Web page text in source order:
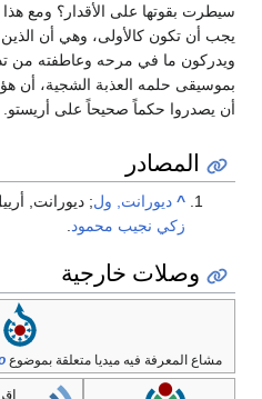
سيطرت بقوتها على الأقدار؟ ومع
يجب أن تكون كالأولى، وهي أن
ويدركون ما في مرحه وعاطفته من
بموسيقى حلمه العذبة الشجية، أن
أن يصدروا حكماً صحيحاً على أريستو.
المصادر
^ ديورانت, ول; ديورانت,
زكي نجيب محمود
وصلات خارجية
مشاع المعرفة فيه ميديا متعلقة بموضوع